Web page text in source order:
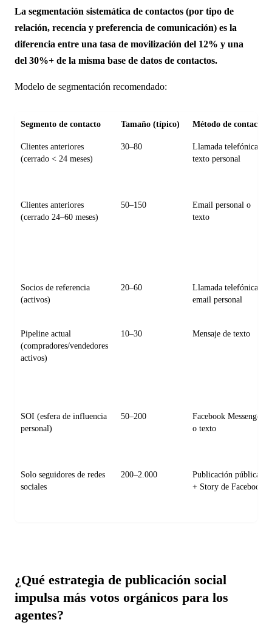
La segmentación sistemática de contactos (por tipo de
relación, recencia y preferencia de comunicación) es la
diferencia entre una tasa de movilización del 12% y una
del 30%+ de la misma base de datos de contactos.
Modelo de segmentación recomendado:
Segmento de contacto Tamaño (típico) Método de contacto
Clientes anteriores
(cerrado < 24 meses)
30–80
Llamada telefónica o
texto personal
Clientes anteriores
(cerrado 24–60 meses)
50–150
Email personal o
texto
Socios de referencia
(activos)
20–60
Llamada telefónica o
email personal
Pipeline actual
(compradores/vendedores
activos)
10–30 Mensaje de texto
SOI (esfera de influencia
personal)
50–200
Facebook Messenger
o texto
Solo seguidores de redes
sociales
200–2.000
Publicación pública
+ Story de Facebook
¿Qué estrategia de publicación social
impulsa más votos orgánicos para los
agentes?